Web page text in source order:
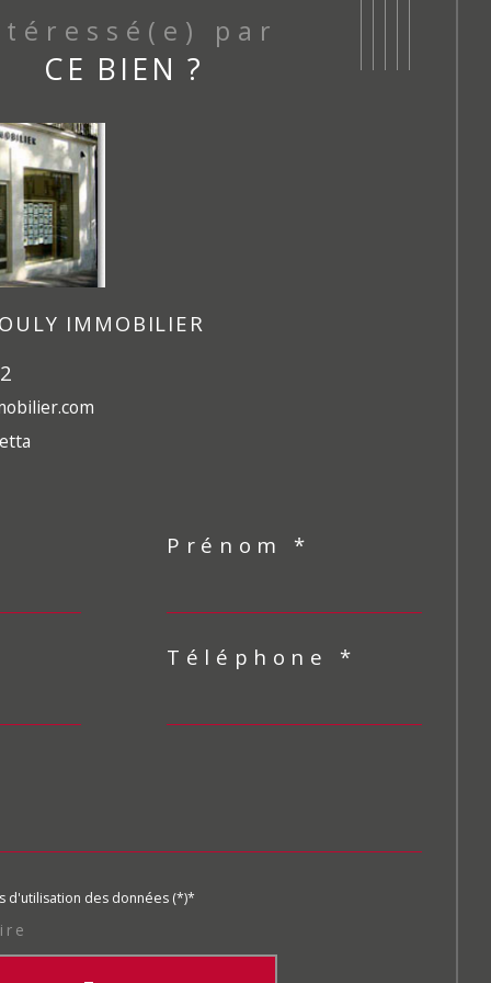
par
CE BIEN ?
IMMOBILIER
Prénom *
Téléphone *
d'utilisation des données (*)*